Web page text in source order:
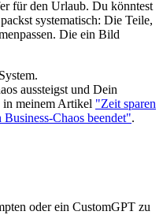
für den Urlaub. Du könntest
systematisch: Die Teile,
Die ein Bild
aussteigst und Dein
in meinem Artikel "Zeit sparen
Chaos beendet".
oder ein CustomGPT zu